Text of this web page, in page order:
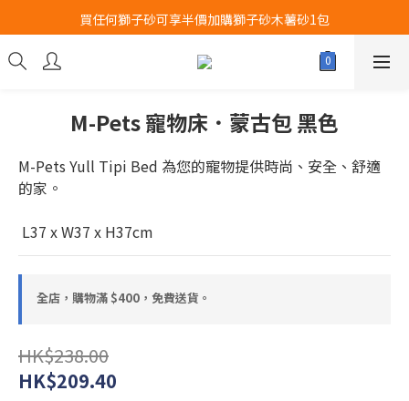
Airbuggy 全線現貨8折！立即點擊火速搶購
買任何獅子砂可享半價加購獅子砂木薯砂1包
Airbuggy 全線現貨8折！立即點擊火速搶購
M-Pets 寵物床．蒙古包 黑色
M-Pets Yull Tipi Bed 為您的寵物提供時尚、安全、舒適
的家。
L37 x W37 x H37cm
全店，購物滿 $400，免費送貨。
HK$238.00
HK$209.40